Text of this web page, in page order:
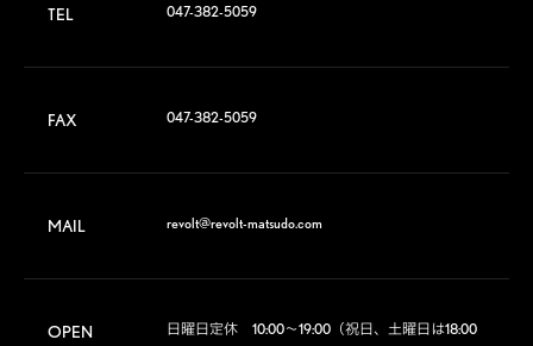
TEL 047-382-5059
FAX 047-382-5059
MAIL revolt@revolt-matsudo.com
OPEN
日曜日定休　10:00～19:00（祝日、土曜日は18:00